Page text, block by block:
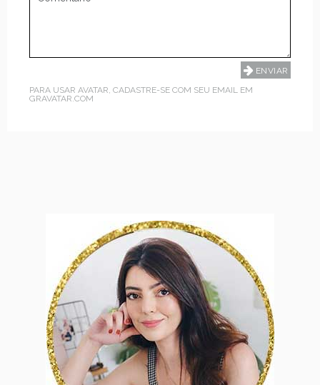
PARA USAR AVATAR, CADASTRE-SE COM SEU EMAIL EM
GRAVATAR.COM